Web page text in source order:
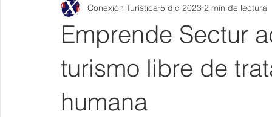
Emprende Sectur
turismo libre de
humana
Conexión Turística 5 dic 2023 2 min de lectura